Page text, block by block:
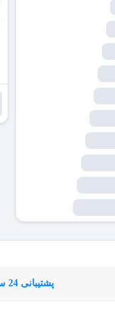
پشتیبانی 24 ساعته